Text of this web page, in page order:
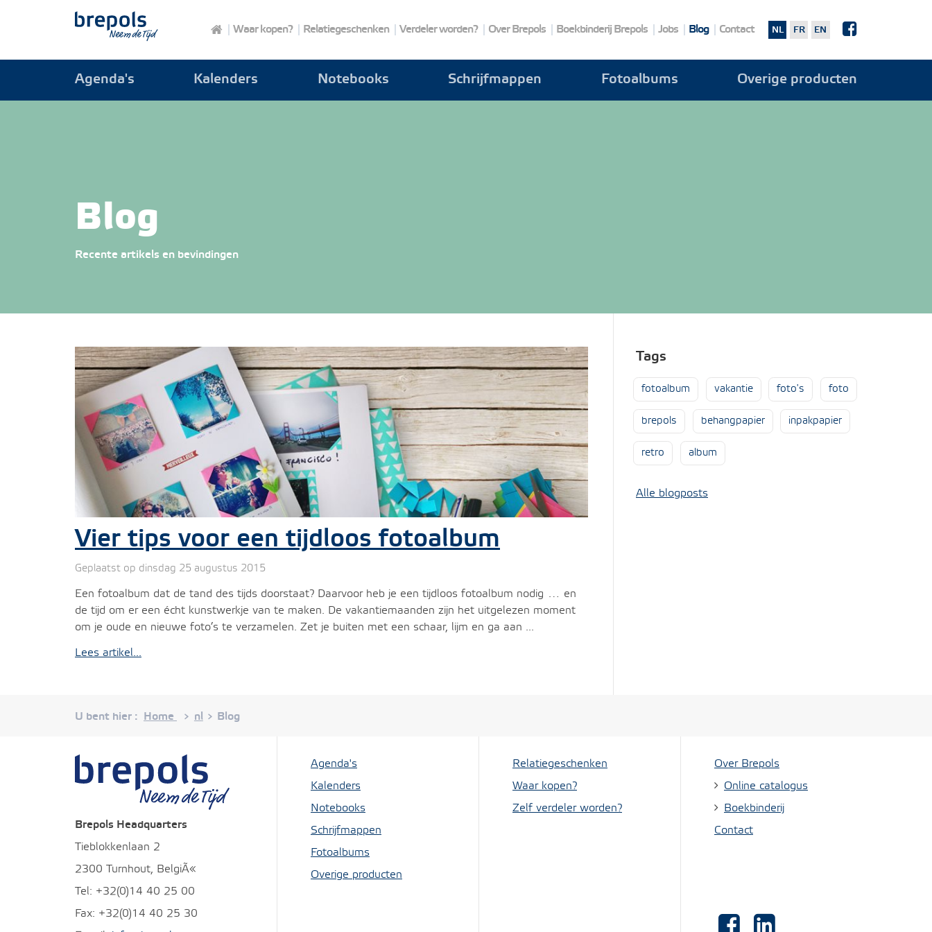
Agenda's Kalenders Notebooks Schrijfmappen Fotoalbums Overige producten
Waar kopen? Relatiegeschenken Verdeler worden? Over Brepols Boekbinderij Brepols Jobs Blog Contact NL FR EN
Blog
Recente artikels en bevindingen
Vier tips voor een tijdloos fotoalbum
Geplaatst op dinsdag 25 augustus 2015
Een fotoalbum dat de tand des tijds doorstaat? Daarvoor heb je een tijdloos fotoalbum nodig … en
de tijd om er een écht kunstwerkje van te maken. De vakantiemaanden zijn het uitgelezen moment
om je oude en nieuwe foto’s te verzamelen. Zet je buiten met een schaar, lijm en ga aan ...
Lees artikel...
Tags
fotoalbum vakantie foto's foto
brepols behangpapier inpakpapier
retro album
Alle blogposts
U bent hier : Home > nl > Blog
Brepols Headquarters
Tieblokkenlaan 2
2300 Turnhout, BelgiÃ«
Tel: +32(0)14 40 25 00
Fax: +32(0)14 40 25 30
Agenda's
Kalenders
Notebooks
Schrijfmappen
Fotoalbums
Overige producten
Relatiegeschenken
Waar kopen?
Zelf verdeler worden?
Over Brepols
Online catalogus
Boekbinderij
Contact